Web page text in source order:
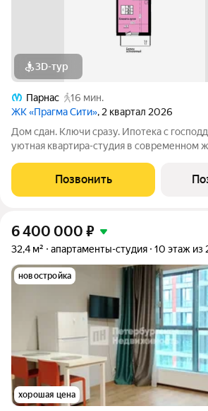
3D-тур
Парнас
16 мин.
ЖК «Прагма Сити», 2 квартал 2026
Дом сдан. Ключи сразу. Ипотека с
уютная квартира-студия в современном
жилая - 19.1 м2. Планировка продумана и
входе расположена
Позвонить
6 400 000 ₽
32,4 м² апартаменты-студия 10 этаж из
новостройка
хорошая цена